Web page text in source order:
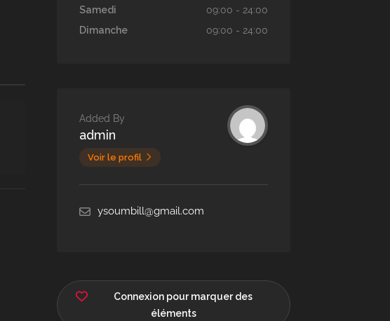
Samedi
09:00 - 24:00
Dimanche
09:00 - 24:00
Added By
admin
Voir le profil
ysoumbill@gmail.com
Connexion pour marquer des
éléments